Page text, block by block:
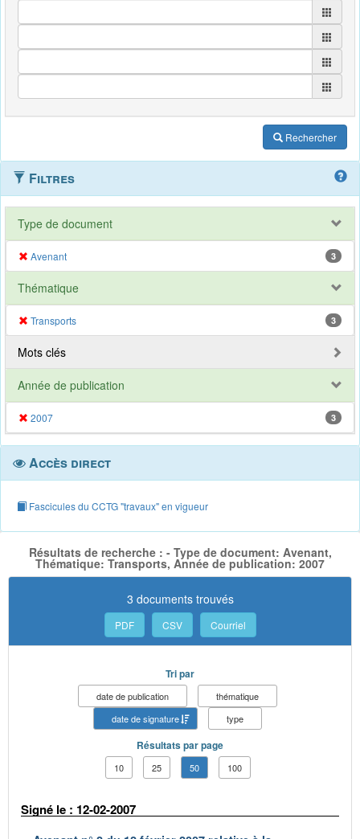
Rechercher
Filtres
Type de document
Avenant 3
Thématique
Transports 3
Mots clés
Année de publication
2007 3
Accès direct
Fascicules du CCTG "travaux" en vigueur
Résultats de recherche : - Type de document: Avenant,
Thématique: Transports, Année de publication: 2007
3 documents trouvés
PDF CSV Courriel
Tri par
date de publication
thématique
date de signature
type
Résultats par page
10 25 50 100
Signé le : 12-02-2007